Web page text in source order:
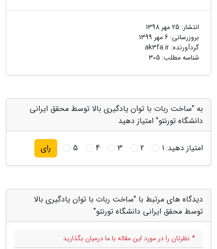
انتشار: 25 مهر 1398
بروزرسانی: 6 مهر 1399
گردآورنده: ak3fa.ir
شناسه مطلب: 305
به "ساخت ربات با توان یادگیری بالا توسط محقق ایرانی
دانشگاه تورنتو" امتیاز دهید
امتیاز دهید:1
2
3
4
5 رای
دیدگاه های مرتبط با "ساخت ربات با توان یادگیری بالا
توسط محقق ایرانی دانشگاه تورنتو"
* نظرتان را در مورد این مقاله با ما درمیان بگذارید